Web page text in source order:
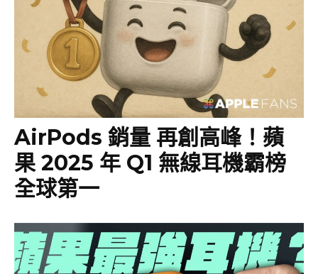
AirPods 銷量 再創高峰！蘋
果 2025 年 Q1 無線耳機霸榜
全球第一